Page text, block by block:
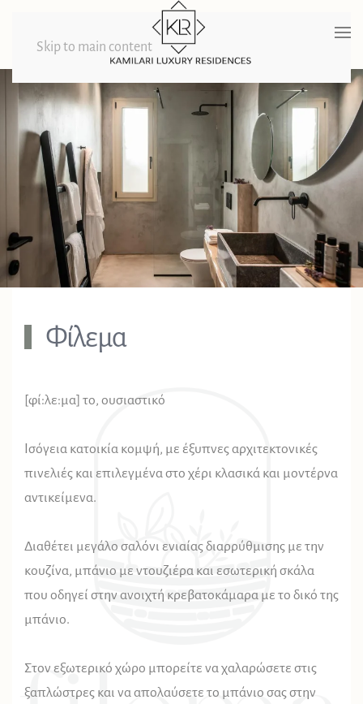
Skip to main content
Φίλεμα
[φί:λε:μα] το, ουσιαστικό
Ισόγεια κατοικία κομψή, με έξυπνες αρχιτεκτονικές
πινελιές και επιλεγμένα στο χέρι κλασικά και μοντέρνα
αντικείμενα.
Διαθέτει μεγάλο σαλόνι ενιαίας διαρρύθμισης με την
κουζίνα, μπάνιο με ντουζιέρα και εσωτερική σκάλα
που οδηγεί στην ανοιχτή κρεβατοκάμαρα με το δικό της
μπάνιο.
Στον εξωτερικό χώρο μπορείτε να χαλαρώσετε στις
ξαπλώστρες και να απολαύσετε το μπάνιο σας στην